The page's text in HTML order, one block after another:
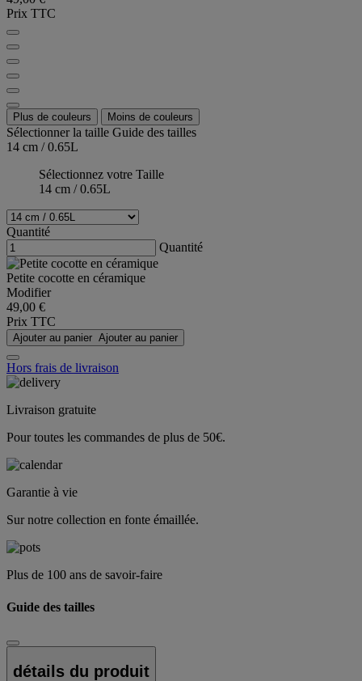
Prix TTC
Plus de couleurs Moins de couleurs
Sélectionner la taille Guide des tailles
14 cm / 0.65L
Sélectionnez votre Taille
14 cm / 0.65L
Quantité
Quantité
Petite cocotte en céramique
Modifier
49,00 €
Prix TTC
Ajouter au panier Ajouter au panier
Hors frais de livraison
Livraison gratuite
Pour toutes les commandes de plus de 50€.
Garantie à vie
Sur notre collection en fonte émaillée.
Plus de 100 ans de savoir-faire
Guide des tailles
détails du produit